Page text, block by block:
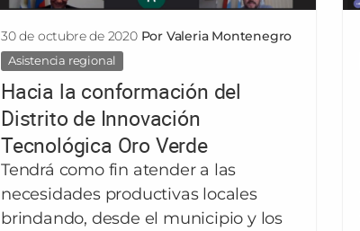
30 de octubre de 2020 Por Valeria Montenegro
Asistencia regional
Hacia la conformación del
Distrito de Innovación
Tecnológica Oro Verde
Tendrá como fin atender a las
necesidades productivas locales
brindando, desde el municipio y los